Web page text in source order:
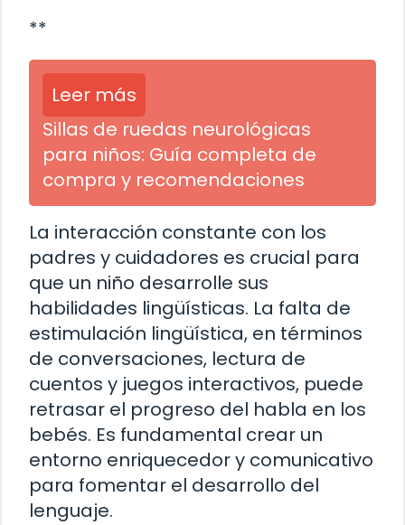
**
Leer más
Sillas de ruedas neurológicas
para niños: Guía completa de
compra y recomendaciones
La interacción constante con los
padres y cuidadores es crucial para
que un niño desarrolle sus
habilidades lingüísticas. La falta de
estimulación lingüística, en términos
de conversaciones, lectura de
cuentos y juegos interactivos, puede
retrasar el progreso del habla en los
bebés. Es fundamental crear un
entorno enriquecedor y comunicativo
para fomentar el desarrollo del
lenguaje.